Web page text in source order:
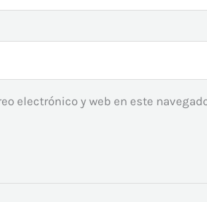
electrónico y web en este